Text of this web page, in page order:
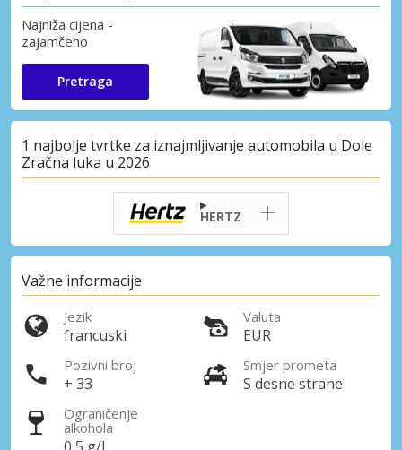
Najniža cijena -
zajamčeno
Pretraga
1 najbolje tvrtke za iznajmljivanje automobila u Dole
Zračna luka u 2026
HERTZ
Važne informacije
Jezik
francuski
Valuta
EUR
Pozivni broj
+ 33
Smjer prometa
S desne strane
Ograničenje
alkohola